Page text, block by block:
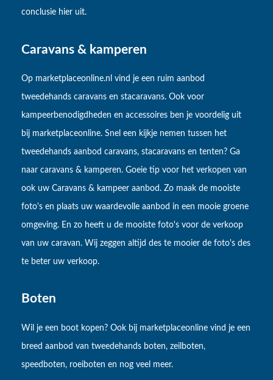
conclusie hier uit.
Caravans & kamperen
Op marketplaceonline.nl vind je een ruim aanbod
tweedehands caravans en stacaravans. Ook voor
kampeerbenodigdheden en accessoires ben je voordelig uit
bij marketplaceonline. Snel een kijkje nemen tussen het
tweedehands aanbod caravans, stacaravans en tenten? Ga
naar caravans & kamperen. Goeie tip voor het verkopen van
ook uw Caravans & kampeer aanbod. Zo maak de mooiste
foto's en plaats uw waardevolle aanbod in een mooie groene
omgeving. En zo heeft u de mooiste foto's voor de verkoop
van uw caravan. Wij zeggen altijd des te mooier de foto's des
te beter uw verkoop.
Boten
Wil je een boot kopen? Ook bij marketplaceonline vind je een
breed aanbod van tweedehands boten, zeilboten,
speedboten, roeiboten en nog veel meer.